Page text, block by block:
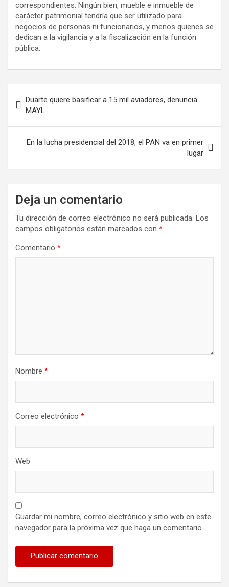
correspondientes. Ningún bien, mueble e inmueble de
carácter patrimonial tendría que ser utilizado para
negocios de personas ni funcionarios, y menos quienes se
dedican a la vigilancia y a la fiscalización en la función
pública.
Duarte quiere basificar a 15 mil aviadores, denuncia
MAYL
En la lucha presidencial del 2018, el PAN va en primer
lugar
Deja un comentario
Tu dirección de correo electrónico no será publicada. Los
campos obligatorios están marcados con *
Comentario *
Nombre *
Correo electrónico *
Web
Guardar mi nombre, correo electrónico y sitio web en este
navegador para la próxima vez que haga un comentario.